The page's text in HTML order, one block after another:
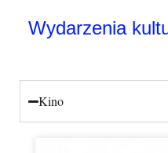
Wydarzenia
Kino